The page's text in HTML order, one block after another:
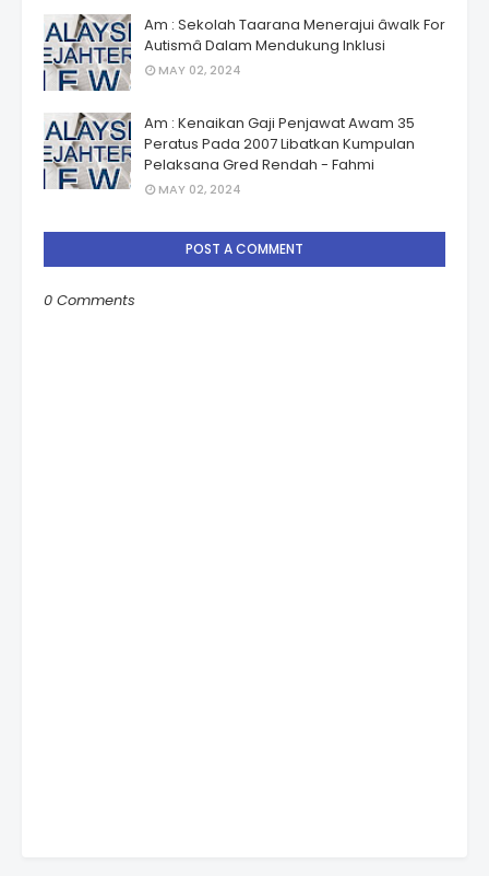
Am : Sekolah Taarana Menerajui âwalk For
Autismâ Dalam Mendukung Inklusi
MAY 02, 2024
Am : Kenaikan Gaji Penjawat Awam 35
Peratus Pada 2007 Libatkan Kumpulan
Pelaksana Gred Rendah - Fahmi
MAY 02, 2024
POST A COMMENT
0 Comments